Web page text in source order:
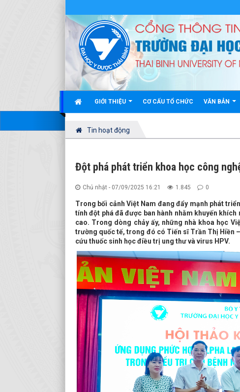
GIỚI THIỆU CƠ CẤU TỔ CHỨC VĂN BẢN
Tin hoạt động
Đột phá phát triển khoa học công
Chủ nhật - 07/09/2025 16:21 1.845 0
Trong bối cảnh Việt Nam đang đẩy mạnh phát
tính đột phá đã được ban hành nhằm khuyến
cao. Trong dòng chảy ấy, những nhà khoa học
trường quốc tế, trong đó có Tiến sĩ Trần Thị Hiền
cứu thuốc sinh học điều trị ung thư và virus HPV.